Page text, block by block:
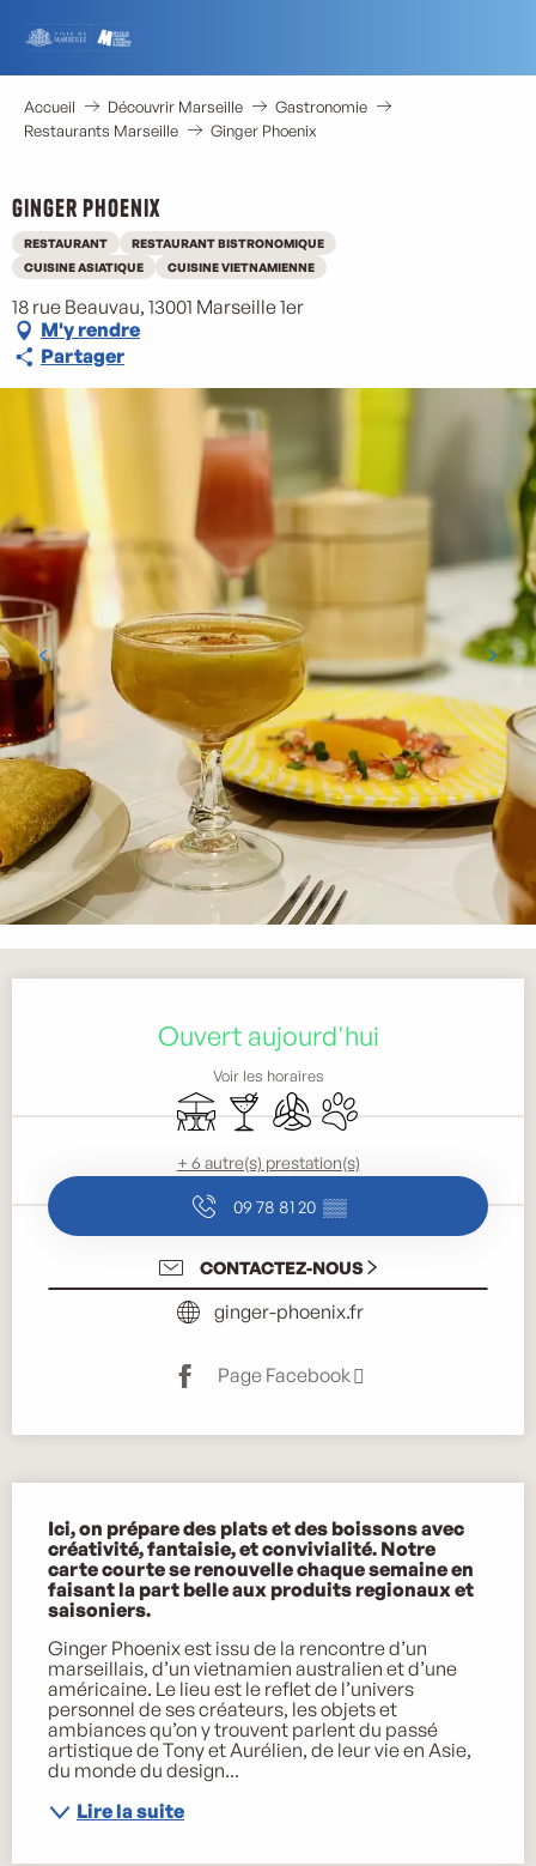
contenu
principal
Accueil Découvrir Marseille
Gastronomie
Restaurants Marseille
Ginger Phoenix
Ginger Phoenix
RESTAURANT
RESTAURANT BISTRONOMIQUE
CUISINE ASIATIQUE
CUISINE VIETNAMIENNE
18 rue Beauvau, 13001 Marseille 1er
M'y rendre
Partager
Ouvert aujourd'hui
Voir les horaires
TerrasseBar / Buvette
Air conditionné
Animaux acceptés
+ 6 autre(s) prestation(s)
09 78 81 20 ▒▒
CONTACTEZ-NOUS
ginger-phoenix.fr
Page Facebook
Ici, on prépare des plats et des boissons avec
créativité, fantaisie, et convivialité. Notre
carte courte se renouvelle chaque semaine en
faisant la part belle aux produits regionaux et
saisoniers.
Ginger Phoenix est issu de la rencontre d’un
marseillais, d’un vietnamien australien et d’une
américaine. Le lieu est le reflet de l’univers
personnel de ses créateurs, les objets et
ambiances qu’on y trouvent parlent du passé
artistique de Tony et Aurélien, de leur vie en Asie,
du monde du design...
Lire la suite